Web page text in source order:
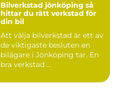
Bilverkstad jönköping så
hittar du rätt verkstad för
din bil
Att välja bilverkstad är ett av
de viktigaste besluten en
bilägare i Jönköping tar. En
bra verkstad ...